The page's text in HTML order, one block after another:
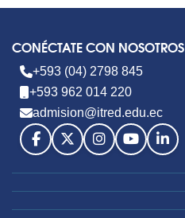
CONÉCTATE CON NOSOTROS
+593 (04) 2798 845
+593 962 014 220
admision@itred.edu.ec